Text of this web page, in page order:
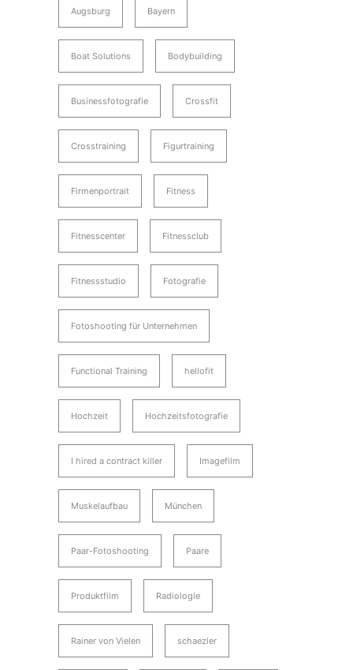
Augsburg Bayern
Boat Solutions Bodybuilding
Businessfotografie Crossfit
Crosstraining Figurtraining
Firmenportrait Fitness
Fitnesscenter Fitnessclub
Fitnessstudio Fotografie
Fotoshooting für Unternehmen
Functional Training hellofit
Hochzeit Hochzeitsfotografie
I hired a contract killer Imagefilm
Muskelaufbau München
Paar-Fotoshooting Paare
Produktfilm Radiologie
Rainer von Vielen schaezler